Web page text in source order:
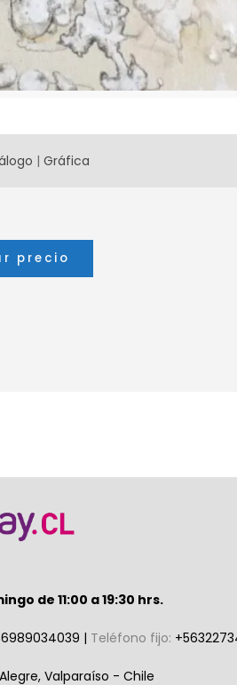
| Gráfica
precio
de 11:00 a 19:30 hrs.
| Teléfono fijo:
Valparaíso - Chile